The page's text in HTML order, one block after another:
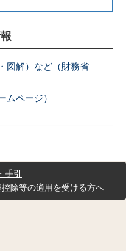
図解）など（財務省
ムページ）
引
除等の適用を受ける方へ